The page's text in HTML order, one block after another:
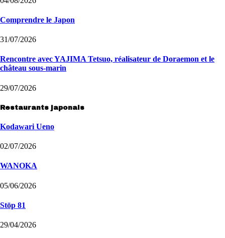
Comprendre le Japon
31/07/2026
Rencontre avec YAJIMA Tetsuo, réalisateur de Doraemon et le
château sous-marin
29/07/2026
Restaurants japonais
Kodawari Ueno
02/07/2026
WANOKA
05/06/2026
Stōp 81
29/04/2026